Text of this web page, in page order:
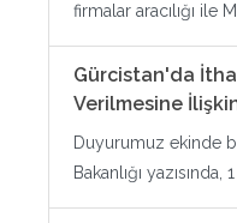
firmalar aracılığı ile
Gürcistan'da
Verilmesine
Duyurumuz ekinde
Bakanlığı yazısında,